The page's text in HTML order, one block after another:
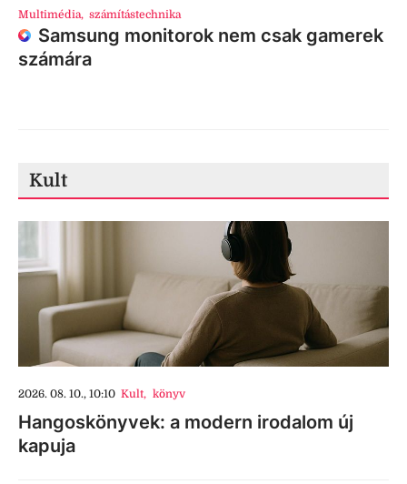
Multimédia, számítástechnika
Samsung monitorok nem csak gamerek
számára
Kult
2026. 08. 10., 10:10 Kult, könyv
Hangoskönyvek: a modern irodalom új
kapuja